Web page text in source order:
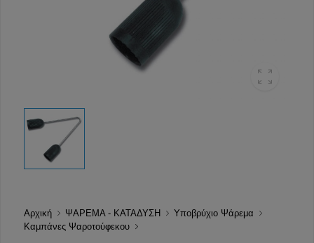
Αρχική ΨΑΡΕΜΑ - ΚΑΤΑΔΥΣΗ
Υποβρύχιο Ψάρεμα
Καμπάνες Ψαροτούφεκου